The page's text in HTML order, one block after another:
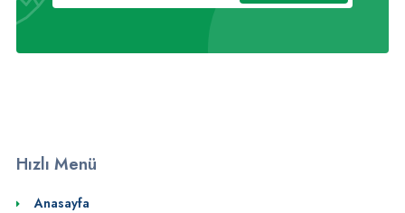
Hızlı Menü
Anasayfa